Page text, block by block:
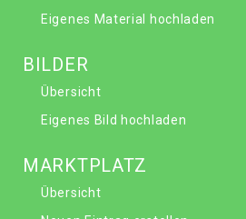
Eigenes Material hochladen
BILDER
Übersicht
Eigenes Bild hochladen
MARKTPLATZ
Übersicht